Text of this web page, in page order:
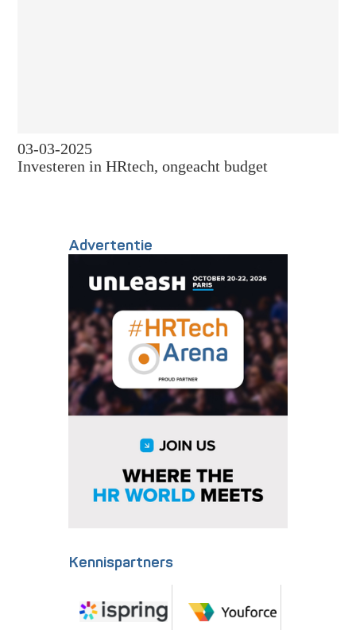
03-03-2025
Investeren in HRtech, ongeacht budget
Advertentie
Kennispartners